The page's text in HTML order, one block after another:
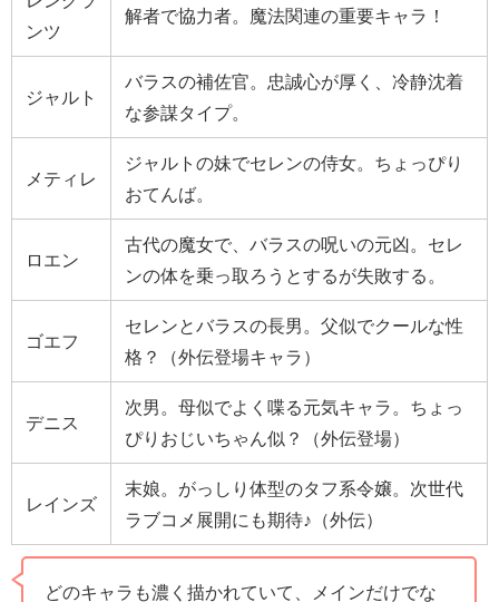
ンツ
解者で協力者。魔法関連の重要キャラ！
ジャルト
バラスの補佐官。忠誠心が厚く、冷静沈着
な参謀タイプ。
メティレ
ジャルトの妹でセレンの侍女。ちょっぴり
おてんば。
ロエン
古代の魔女で、バラスの呪いの元凶。セレ
ンの体を乗っ取ろうとするが失敗する。
ゴエフ
セレンとバラスの長男。父似でクールな性
格？（外伝登場キャラ）
デニス
次男。母似でよく喋る元気キャラ。ちょっ
ぴりおじいちゃん似？（外伝登場）
レインズ
末娘。がっしり体型のタフ系令嬢。次世代
ラブコメ展開にも期待♪（外伝）
どのキャラも濃く描かれていて、メインだけでな